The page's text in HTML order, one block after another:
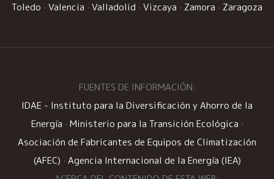
Toledo · Valencia · Valladolid · Vizcaya · Zamora · Zaragoza
FUENTES DE INFORMACIÓN:
IDAE - Instituto para la Diversificación y Ahorro de la
Energía · Ministerio para la Transición Ecológica ·
Asociación de Fabricantes de Equipos de Climatización
(AFEC) · Agencia Internacional de la Energía (IEA)